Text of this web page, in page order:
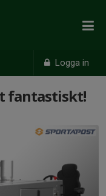
Logga in
fantastiskt!